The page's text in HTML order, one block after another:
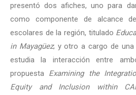
presentó dos afiches, uno para
como componente de alcance
escolares de la región, titulado
in Mayagüez; y otro a cargo de una
estudia la interacción entre
propuesta Examining the
Equity and Inclusion within